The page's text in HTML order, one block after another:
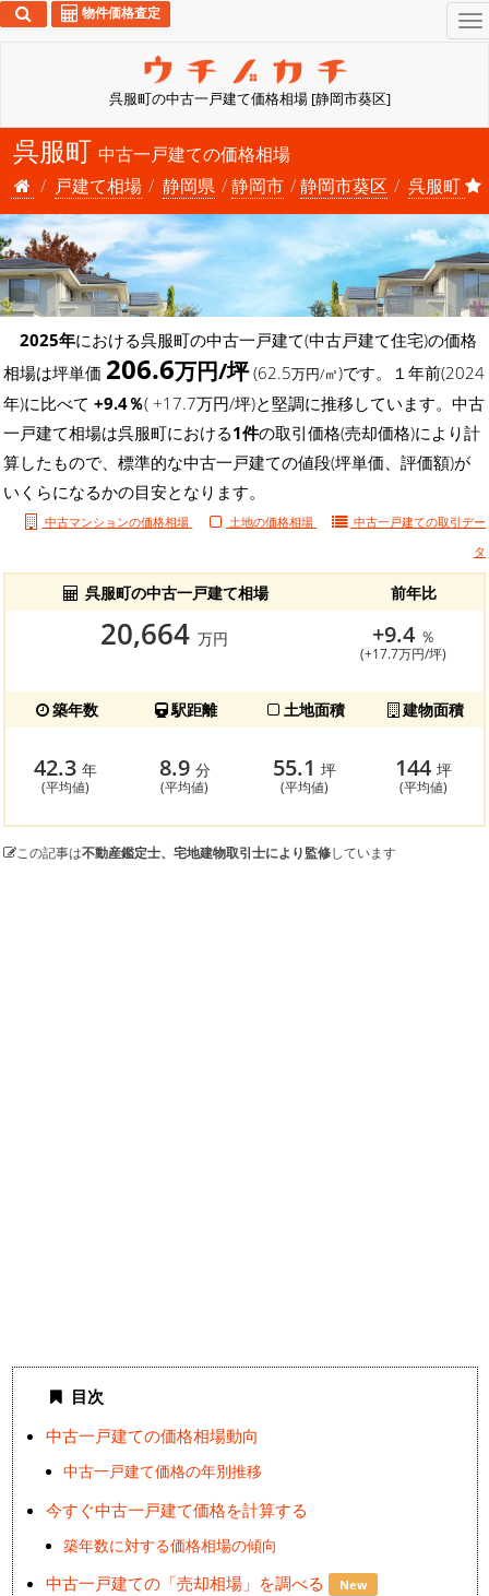
呉服町の中古一戸建て価格相場 [静岡市葵区]
物件価格査定
呉服町 中古一戸建ての価格相場
戸建て相場
静岡県 静岡市 静岡市葵区 呉服町
2025年における呉服町の中古一戸建て(中古戸建て住宅)の価格
相場は坪単価 206.6万円/坪(62.5万円/㎡)です。１年前(2024
年)に比べて +9.4％( +17.7万円/坪)と堅調に推移しています。中古
一戸建て相場は呉服町における1件の取引価格(売却価格)により計
算したもので、標準的な中古一戸建ての値段(坪単価、評価額)が
いくらになるかの目安となります。
中古マンションの価格相場 土地の価格相場 中古一戸建ての取引デー
タ
呉服町の中古一戸建て相場 前年比
20,664万円 +9.4 ％
(+17.7万円/坪)
築年数 駅距離 土地面積 建物面積
42.3 年
(平均値)
8.9 分
(平均値)
55.1 坪
(平均値)
144坪
(平均値)
この記事は不動産鑑定士、宅地建物取引士により監修しています
目次
中古一戸建ての価格相場動向
中古一戸建て価格の年別推移
今すぐ中古一戸建て価格を計算する
築年数に対する価格相場の傾向
中古一戸建ての「売却相場」を調べる New